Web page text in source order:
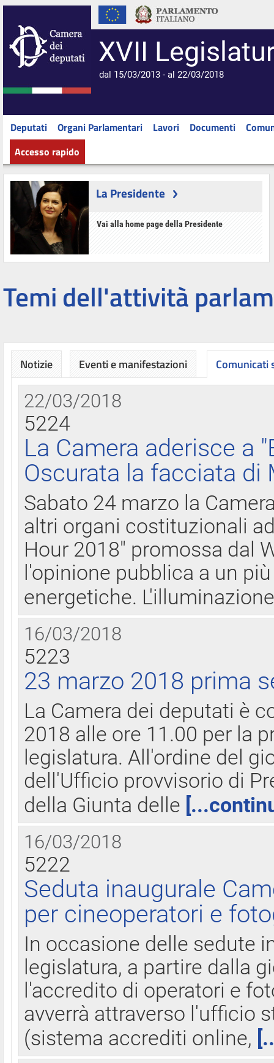
XVII
dal 15/03/2013 - al 22/03/2018
Deputati Organi Parlamentari Lavori Documenti
Accesso rapido
La Presidente
Vai alla home page della Presidente
Temi dell'attività
Notizie Eventi e manifestazioni Comunicati
22/03/2018
5224
La Camera aderisce a
Oscurata la facciata di
Sabato 24 marzo la
altri organi costituzionali
Hour 2018" promossa dal
l'opinione pubblica a un
energetiche.
16/03/2018
5223
23 marzo 2018 prima
La Camera dei deputati è
2018 alle ore 11.00 per la
legislatura. All'ordine del
dell'Ufficio provvisorio di
della Giunta delle
16/03/2018
5222
Seduta inaugurale
per cineoperatori e
In occasione delle sedute
legislatura, a partire dalla
l'accredito di operatori e
avverrà attraverso l'ufficio
(sistema accrediti online,